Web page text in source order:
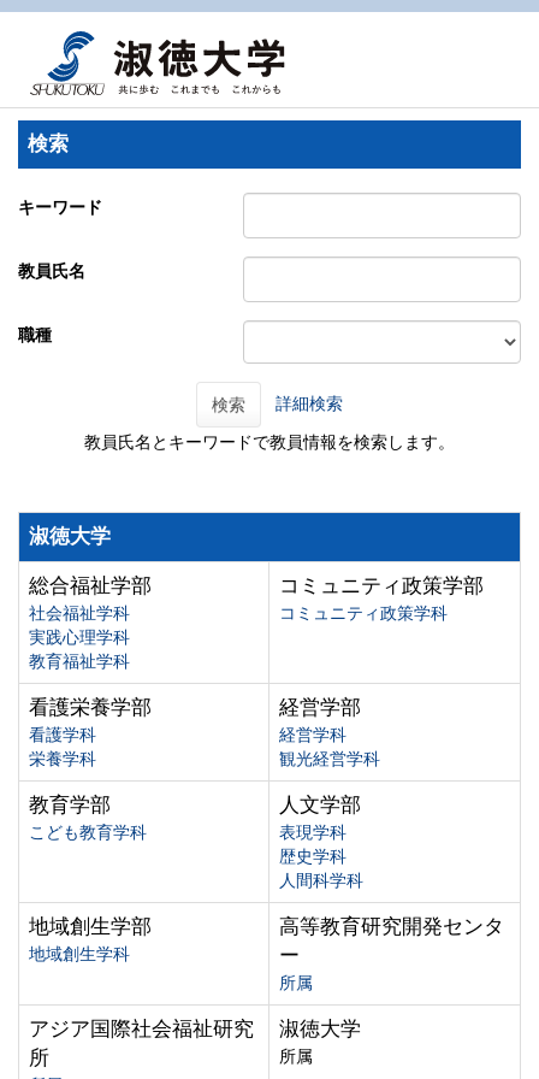
検索
キーワード
教員氏名
職種
検索 詳細検索
教員氏名とキーワードで教員情報を検索します。
淑徳大学
総合福祉学部
社会福祉学科
実践心理学科
教育福祉学科
コミュニティ政策学部
コミュニティ政策学科
看護栄養学部
看護学科
栄養学科
経営学部
経営学科
観光経営学科
教育学部
こども教育学科
人文学部
表現学科
歴史学科
人間科学科
地域創生学部
地域創生学科
高等教育研究開発センタ
ー
所属
アジア国際社会福祉研究
所
淑徳大学
所属